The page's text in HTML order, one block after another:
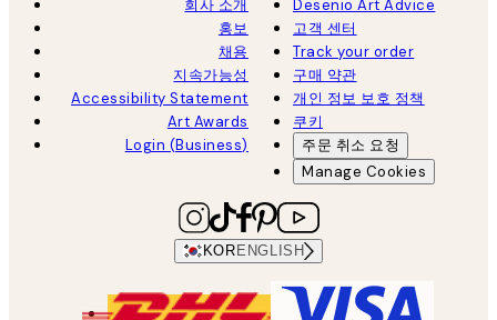
회사 소개
홍보
채용
지속가능성
Accessibility Statement
Art Awards
Login (Business)
Desenio Art Advice
고객 센터
Track your order
구매 약관
개인 정보 보호 정책
쿠키
주문 취소 요청
Manage Cookies
KOR ENGLISH